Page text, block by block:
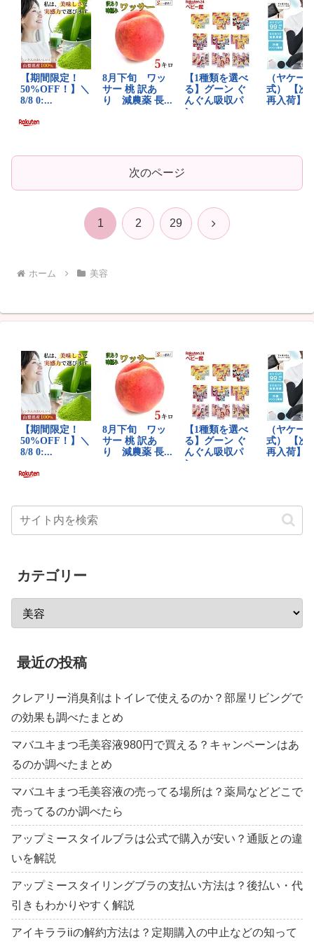
次のページ
1 2 29 次
ホーム 美容
カテゴリー
最近の投稿
クレアリー消臭剤はトイレで使えるのか？部屋リビングで
の効果も調べたまとめ
マバユキまつ毛美容液980円で買える？キャンペーンはあ
るのか調べたまとめ
マバユキまつ毛美容液の売ってる場所は？薬局などどこで
売ってるのか調べたら
アップミースタイルブラは公式で購入が安い？通販との違
いを解説
アップミースタイリングブラの支払い方法は？後払い・代
引きもわかりやすく解説
アイキララiiの解約方法は？定期購入の中止などの知って